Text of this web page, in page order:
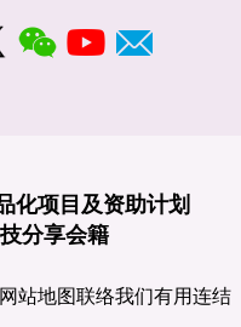
化项目及资助计划
分享会籍
网站地图联络我们有用连结